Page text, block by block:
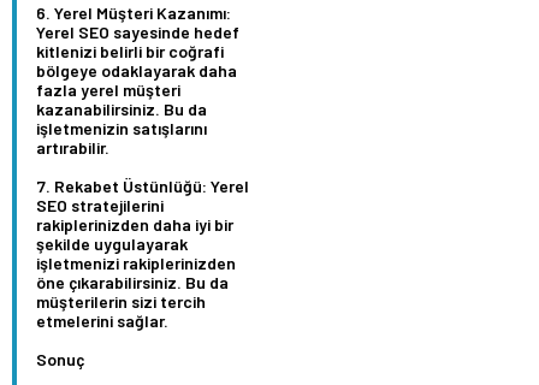
Yerel Müşteri Kazanımı:
Yerel SEO sayesinde hedef
kitlenizi belirli bir coğrafi
bölgeye odaklayarak daha
fazla yerel müşteri
kazanabilirsiniz. Bu da
işletmenizin satışlarını
artırabilir.
Rekabet Üstünlüğü: Yerel
SEO stratejilerini
rakiplerinizden daha iyi bir
şekilde uygulayarak
işletmenizi rakiplerinizden
öne çıkarabilirsiniz. Bu da
müşterilerin sizi tercih
etmelerini sağlar.
Sonuç